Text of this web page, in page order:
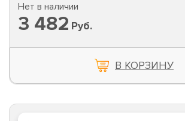
Нет в наличии
3 482 Руб.
В КОРЗИНУ